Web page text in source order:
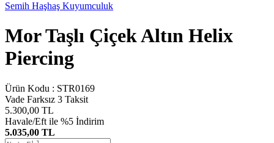
Semih Haşhaş Kuyumculuk
Mor Taşlı Çiçek Altın Helix
Piercing
Ürün Kodu : STR0169
Vade Farksız 3 Taksit
5.300,00 TL
Havale/Eft ile %5 İndirim
5.035,00 TL